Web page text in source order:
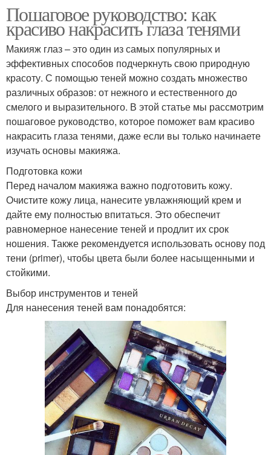
Пошаговое руководство: как
красиво накрасить глаза тенями
Макияж глаз – это один из самых популярных и
эффективных способов подчеркнуть свою природную
красоту. С помощью теней можно создать множество
различных образов: от нежного и естественного до
смелого и выразительного. В этой статье мы рассмотрим
пошаговое руководство, которое поможет вам красиво
накрасить глаза тенями, даже если вы только начинаете
изучать основы макияжа.
Подготовка кожи
Перед началом макияжа важно подготовить кожу.
Очистите кожу лица, нанесите увлажняющий крем и
дайте ему полностью впитаться. Это обеспечит
равномерное нанесение теней и продлит их срок
ношения. Также рекомендуется использовать основу под
тени (primer), чтобы цвета были более насыщенными и
стойкими.
Выбор инструментов и теней
Для нанесения теней вам понадобятся: